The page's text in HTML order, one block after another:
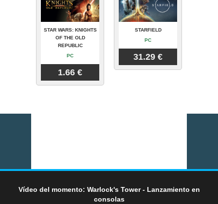
STAR WARS: KNIGHTS
OF THE OLD
REPUBLIC
PC
1.66 €
STARFIELD
PC
31.29 €
Vídeo del momento: Warlock's Tower - Lanzamiento en
consolas